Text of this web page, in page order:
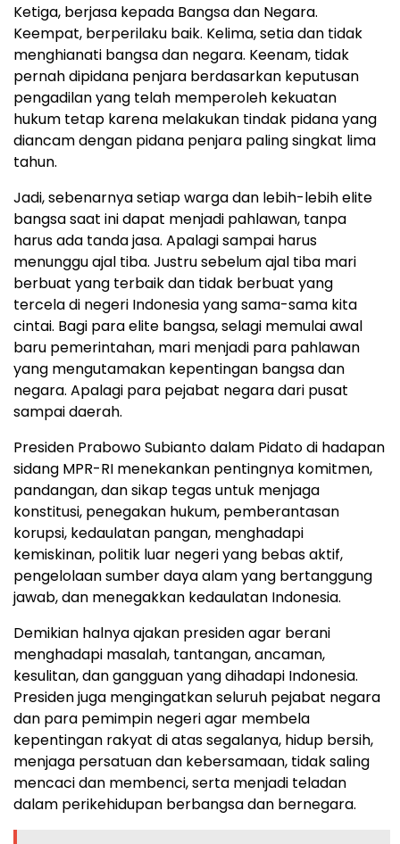
Ketiga, berjasa kepada Bangsa dan Negara.
Keempat, berperilaku baik. Kelima, setia dan tidak
menghianati bangsa dan negara. Keenam, tidak
pernah dipidana penjara berdasarkan keputusan
pengadilan yang telah memperoleh kekuatan
hukum tetap karena melakukan tindak pidana yang
diancam dengan pidana penjara paling singkat lima
tahun.
Jadi, sebenarnya setiap warga dan lebih-lebih elite
bangsa saat ini dapat menjadi pahlawan, tanpa
harus ada tanda jasa. Apalagi sampai harus
menunggu ajal tiba. Justru sebelum ajal tiba mari
berbuat yang terbaik dan tidak berbuat yang
tercela di negeri Indonesia yang sama-sama kita
cintai. Bagi para elite bangsa, selagi memulai awal
baru pemerintahan, mari menjadi para pahlawan
yang mengutamakan kepentingan bangsa dan
negara. Apalagi para pejabat negara dari pusat
sampai daerah.
Presiden Prabowo Subianto dalam Pidato di hadapan
sidang MPR-RI menekankan pentingnya komitmen,
pandangan, dan sikap tegas untuk menjaga
konstitusi, penegakan hukum, pemberantasan
korupsi, kedaulatan pangan, menghadapi
kemiskinan, politik luar negeri yang bebas aktif,
pengelolaan sumber daya alam yang bertanggung
jawab, dan menegakkan kedaulatan Indonesia.
Demikian halnya ajakan presiden agar berani
menghadapi masalah, tantangan, ancaman,
kesulitan, dan gangguan yang dihadapi Indonesia.
Presiden juga mengingatkan seluruh pejabat negara
dan para pemimpin negeri agar membela
kepentingan rakyat di atas segalanya, hidup bersih,
menjaga persatuan dan kebersamaan, tidak saling
mencaci dan membenci, serta menjadi teladan
dalam perikehidupan berbangsa dan bernegara.